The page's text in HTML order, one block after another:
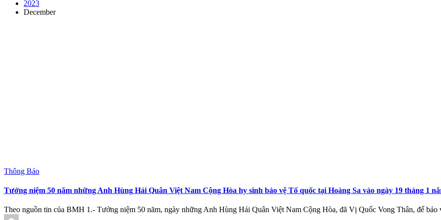
2023
December
Posted
Thông Báo
Tưởng niệm 50 năm những Anh Hùng Hải Quân Việt Nam Cộng Hòa hy sinh bảo vệ Tổ quốc tại Hoàng Sa vào ngày 19 tháng 1
Theo nguồn tin của BMH 1.- Tưởng niệm 50 năm, ngày những Anh Hùng Hải Quân Việt Nam Cộng Hòa, đã Vị Quốc Vong Thân, để
Posted